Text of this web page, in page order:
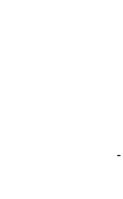
-